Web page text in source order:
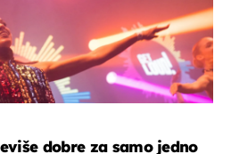
dobre za samo jedno